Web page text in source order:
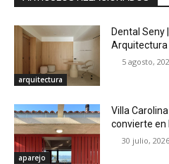
arquitectura
Dental Seny
5 agosto,
aparejo
Villa
convierte en
30 julio, 2026